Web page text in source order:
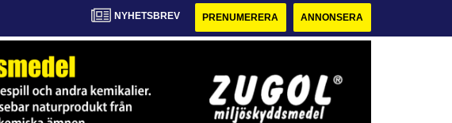
NYHETSBREV PRENUMERERA ANNONSERA